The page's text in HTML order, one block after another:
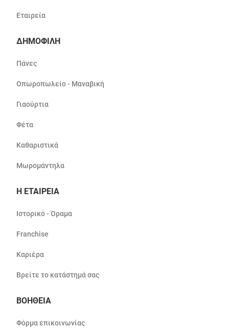
Εταιρεία
ΔΗΜΟΦΙΛΗ
Πάνες
Οπωροπωλείο - Μαναβική
Γιαούρτια
Φέτα
Καθαριστικά
Μωρομάντηλα
Η ΕΤΑΙΡΕΙΑ
Ιστορικό - Όραμα
Franchise
Καριέρα
Βρείτε το κατάστημά σας
ΒΟΗΘΕΙΑ
Φόρμα επικοινωνίας